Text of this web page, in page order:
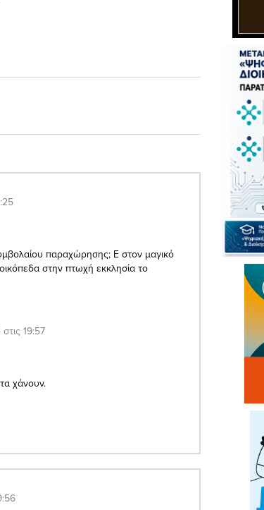
παραχώρησης; Ε στον μαγικό
στην πτωχή εκκλησία το
19:57
χάνουν.